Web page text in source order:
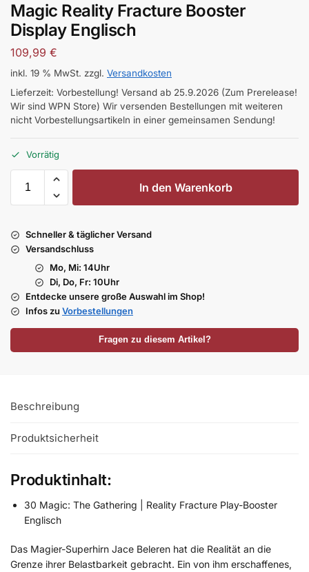
Magic Reality Fracture Booster
Display Englisch
109,99 €
inkl. 19 % MwSt. zzgl. Versandkosten
Lieferzeit: Vorbestellung! Versand ab 25.9.2026 (Zum Prerelease!
Wir sind WPN Store) Wir versenden Bestellungen mit weiteren
nicht Vorbestellungsartikeln in einer gemeinsamen Sendung!
Vorrätig
In den Warenkorb
Schneller & täglicher Versand
Versandschluss
Mo, Mi: 14Uhr
Di, Do, Fr: 10Uhr
Entdecke unsere große Auswahl im Shop!
Infos zu Vorbestellungen
Fragen zu diesem Artikel?
Beschreibung
Produktsicherheit
Produktinhalt:
30 Magic: The Gathering | Reality Fracture Play-Booster
Englisch
Das Magier-Superhirn Jace Beleren hat die Realität an die
Grenze ihrer Belastbarkeit gebracht. Ein von ihm erschaffenes,